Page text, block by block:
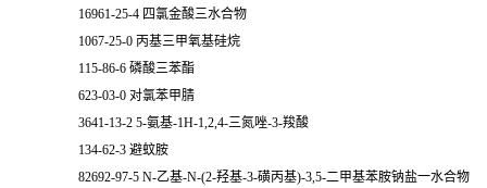
16961-25-4 四氯金酸三水合物
1067-25-0 丙基三甲氧基硅烷
115-86-6 磷酸三苯酯
623-03-0 对氯苯甲腈
3641-13-2 5-氨基-1H-1,2,4-三氮唑-3-羧酸
134-62-3 避蚊胺
82692-97-5 N-乙基-N-(2-羟基-3-磺丙基)-3,5-二甲基苯胺钠盐一水合物